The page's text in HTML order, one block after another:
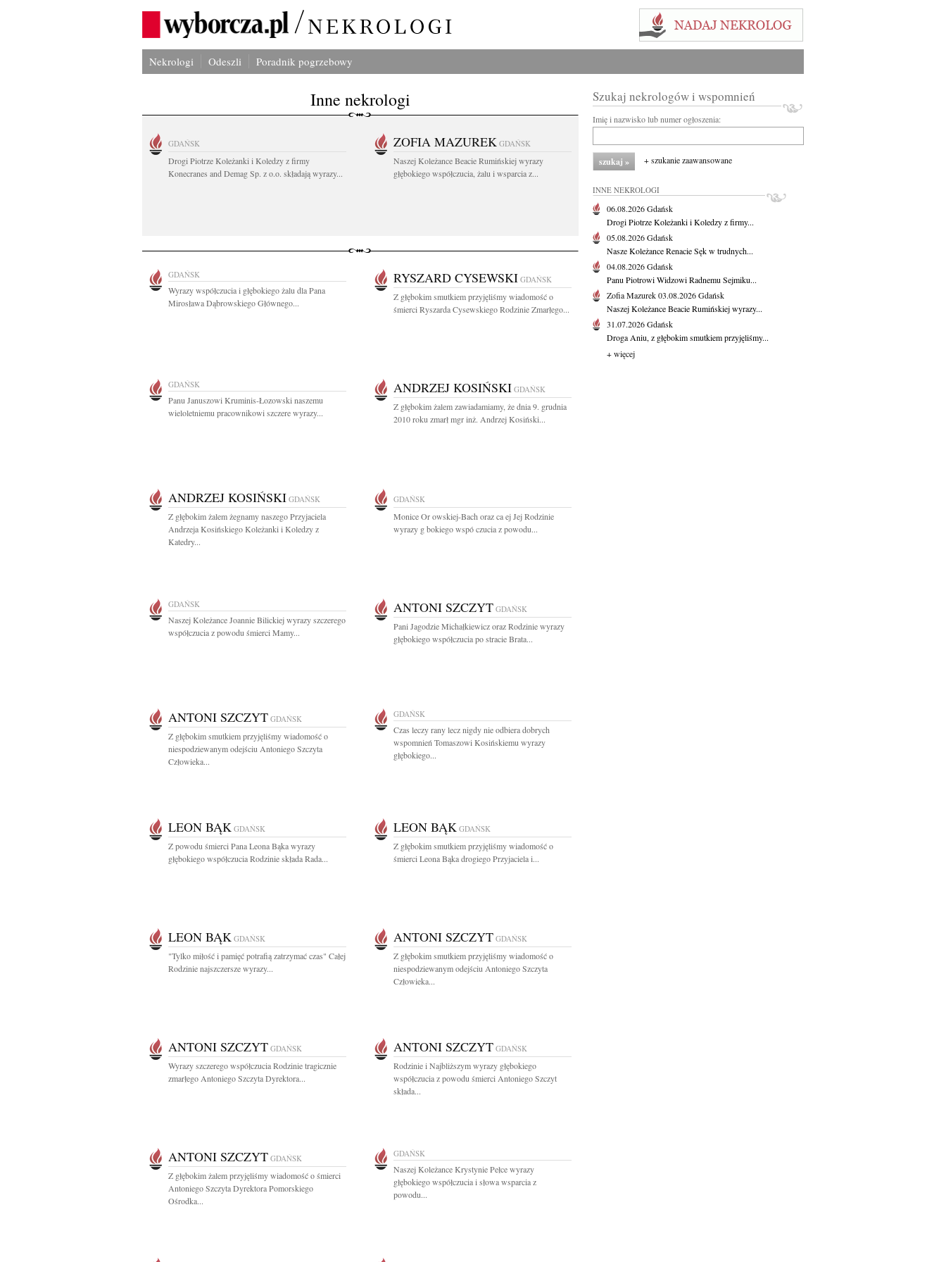
Nekrologi Odeszli Poradnik pogrzebowy
Inne nekrologi
GDAŃSK
Drogi Piotrze Koleżanki i Koledzy z firmy
Konecranes and Demag Sp. z o.o. składają wyrazy...
ZOFIA MAZUREK GDAŃSK
Naszej Koleżance Beacie Rumińskiej wyrazy
głębokiego współczucia, żalu i wsparcia z...
GDAŃSK
Wyrazy współczucia i głębokiego żalu dla Pana
Mirosława Dąbrowskiego Głównego...
RYSZARD CYSEWSKI GDAŃSK
Z głębokim smutkiem przyjęliśmy wiadomość o
śmierci Ryszarda Cysewskiego Rodzinie Zmarłego...
GDAŃSK
Panu Januszowi Kruminis-Łozowski naszemu
wieloletniemu pracownikowi szczere wyrazy...
ANDRZEJ KOSIŃSKI GDAŃSK
Z głębokim żalem zawiadamiamy, że dnia 9. grudnia
2010 roku zmarł mgr inż. Andrzej Kosiński...
ANDRZEJ KOSIŃSKI GDAŃSK
Z głębokim żalem żegnamy naszego Przyjaciela
Andrzeja Kosińskiego Koleżanki i Koledzy z
Katedry...
GDAŃSK
Monice Or owskiej-Bach oraz ca ej Jej Rodzinie
wyrazy g bokiego wspó czucia z powodu...
GDAŃSK
Naszej Koleżance Joannie Bilickiej wyrazy szczerego
współczucia z powodu śmierci Mamy...
ANTONI SZCZYT GDAŃSK
Pani Jagodzie Michałkiewicz oraz Rodzinie wyrazy
głębokiego współczucia po stracie Brata...
ANTONI SZCZYT GDAŃSK
Z głębokim smutkiem przyjęliśmy wiadomość o
niespodziewanym odejściu Antoniego Szczyta
Człowieka...
GDAŃSK
Czas leczy rany lecz nigdy nie odbiera dobrych
wspomnień Tomaszowi Kosińskiemu wyrazy
głębokiego...
LEON BĄK GDAŃSK
Z powodu śmierci Pana Leona Bąka wyrazy
głębokiego współczucia Rodzinie składa Rada...
LEON BĄK GDAŃSK
Z głębokim smutkiem przyjęliśmy wiadomość o
śmierci Leona Bąka drogiego Przyjaciela i...
LEON BĄK GDAŃSK
"Tylko miłość i pamięć potrafią zatrzymać czas" Całej
Rodzinie najszczersze wyrazy...
ANTONI SZCZYT GDAŃSK
Z głębokim smutkiem przyjęliśmy wiadomość o
niespodziewanym odejściu Antoniego Szczyta
Człowieka...
ANTONI SZCZYT GDAŃSK
Wyrazy szczerego współczucia Rodzinie tragicznie
zmarłego Antoniego Szczyta Dyrektora...
ANTONI SZCZYT GDAŃSK
Rodzinie i Najbliższym wyrazy głębokiego
współczucia z powodu śmierci Antoniego Szczyt
składa...
ANTONI SZCZYT GDAŃSK
Z głębokim żalem przyjęliśmy wiadomość o śmierci
Antoniego Szczyta Dyrektora Pomorskiego
Ośrodka...
GDAŃSK
Naszej Koleżance Krystynie Pełce wyrazy
głębokiego współczucia i słowa wsparcia z
powodu...
Szukaj nekrologów i wspomnień
Imię i nazwisko lub numer ogłoszenia:
+ szukanie zaawansowane
INNE NEKROLOGI
06.08.2026Gdańsk
Drogi Piotrze Koleżanki i Koledzy z firmy...
05.08.2026Gdańsk
Nasze Koleżance Renacie Sęk w trudnych...
04.08.2026Gdańsk
Panu Piotrowi Widzowi Radnemu Sejmiku...
Zofia Mazurek03.08.2026Gdańsk
Naszej Koleżance Beacie Rumińskiej wyrazy...
31.07.2026Gdańsk
Droga Aniu, z głębokim smutkiem przyjęliśmy...
+ więcej